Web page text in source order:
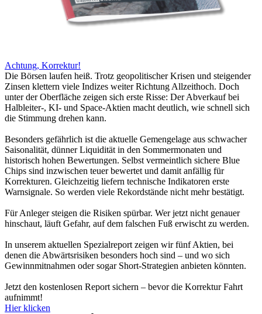
Achtung, Korrektur!
Die Börsen laufen heiß. Trotz geopolitischer Krisen und steigender
Zinsen klettern viele Indizes weiter Richtung Allzeithoch. Doch
unter der Oberfläche zeigen sich erste Risse: Der Abverkauf bei
Halbleiter-, KI- und Space-Aktien macht deutlich, wie schnell sich
die Stimmung drehen kann.
Besonders gefährlich ist die aktuelle Gemengelage aus schwacher
Saisonalität, dünner Liquidität in den Sommermonaten und
historisch hohen Bewertungen. Selbst vermeintlich sichere Blue
Chips sind inzwischen teuer bewertet und damit anfällig für
Korrekturen. Gleichzeitig liefern technische Indikatoren erste
Warnsignale. So werden viele Rekordstände nicht mehr bestätigt.
Für Anleger steigen die Risiken spürbar. Wer jetzt nicht genauer
hinschaut, läuft Gefahr, auf dem falschen Fuß erwischt zu werden.
In unserem aktuellen Spezialreport zeigen wir fünf Aktien, bei
denen die Abwärtsrisiken besonders hoch sind – und wo sich
Gewinnmitnahmen oder sogar Short-Strategien anbieten könnten.
Jetzt den kostenlosen Report sichern – bevor die Korrektur Fahrt
aufnimmt!
Hier klicken